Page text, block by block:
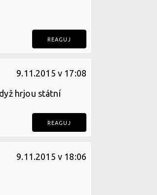
REAGUJ
9.11.2015 v 17:08
hrjou státní
REAGUJ
9.11.2015 v 18:06